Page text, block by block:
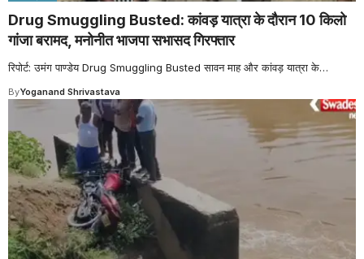
Drug Smuggling Busted: कांवड़ यात्रा के दौरान 10 किलो
गांजा बरामद, मनोनीत भाजपा सभासद गिरफ्तार
रिपोर्ट: उमंग पाण्डेय Drug Smuggling Busted सावन माह और कांवड़ यात्रा के…
ByYoganand Shrivastava